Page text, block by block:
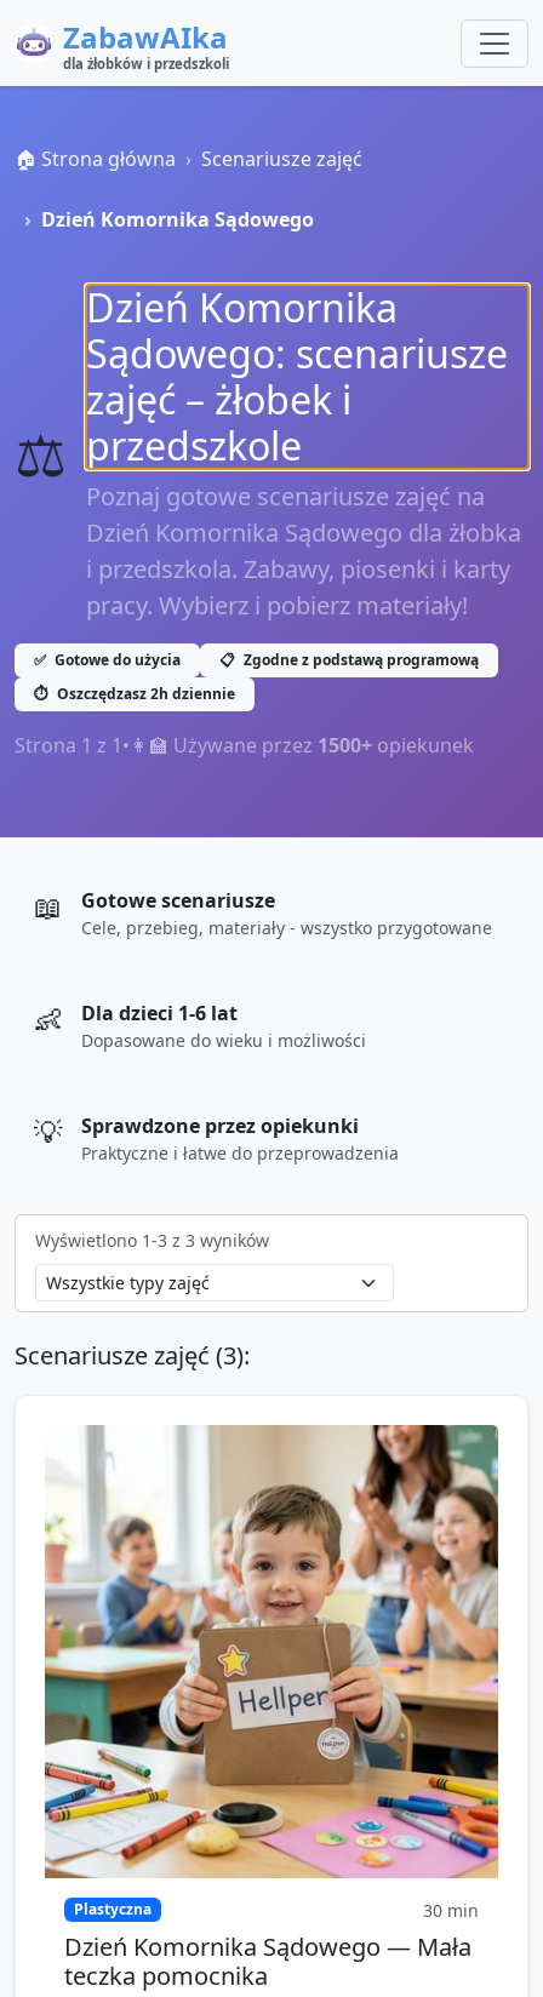
ZabawAIka
dla żłobków i przedszkoli
🏠 Strona główna Scenariusze zajęć
Dzień Komornika Sądowego
⚖️
Dzień Komornika
Sądowego: scenariusze
zajęć – żłobek i
przedszkole
Poznaj gotowe scenariusze zajęć na
Dzień Komornika Sądowego dla żłobka
i przedszkola. Zabawy, piosenki i karty
pracy. Wybierz i pobierz materiały!
✅ Gotowe do użycia 📋 Zgodne z podstawą programową
⏱️ Oszczędzasz 2h dziennie
Strona 1 z 1• 👩‍🏫 Używane przez 1500+ opiekunek
📖 Gotowe scenariusze
Cele, przebieg, materiały - wszystko przygotowane
👶 Dla dzieci 1-6 lat
Dopasowane do wieku i możliwości
💡 Sprawdzone przez opiekunki
Praktyczne i łatwe do przeprowadzenia
Wyświetlono 1-3 z 3 wyników
Scenariusze zajęć (3):
Plastyczna 30 min
Dzień Komornika Sądowego — Mała
teczka pomocnika